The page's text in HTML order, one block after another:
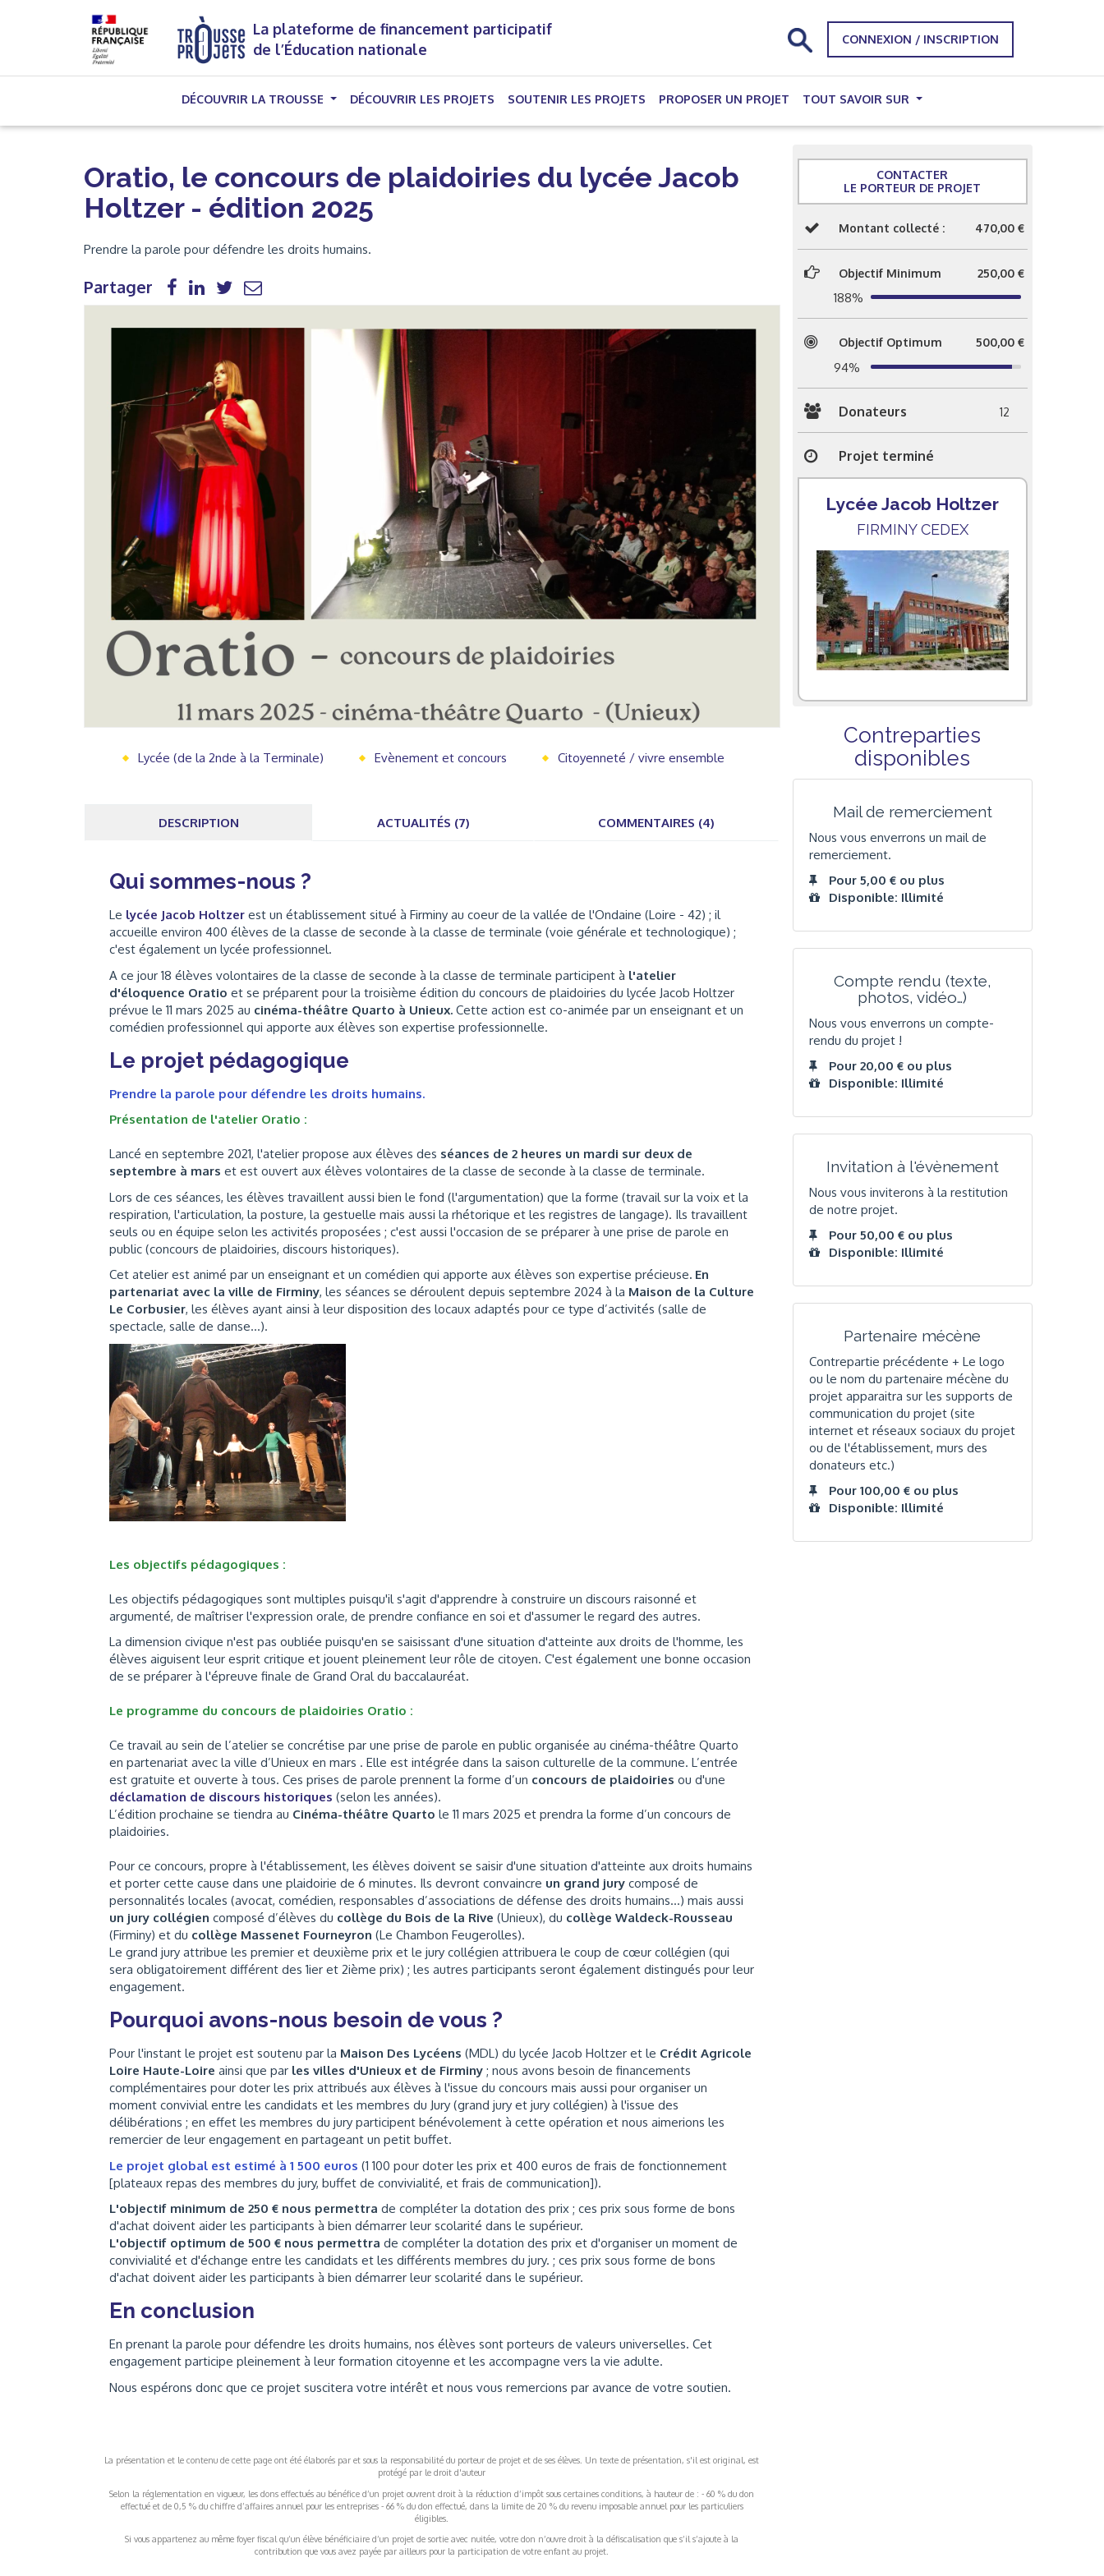
La plateforme de financement participatif
de l’Éducation nationale
CONNEXION / INSCRIPTION
DÉCOUVRIR LA TROUSSE DÉCOUVRIR LES PROJETS (CURRENT)
SOUTENIR LES PROJETS PROPOSER UN PROJET TOUT SAVOIR SUR
Oratio, le concours de plaidoiries du lycée Jacob
Holtzer - édition 2025
Prendre la parole pour défendre les droits humains.
Partager
Lycée (de la 2nde à la Terminale) Evènement et concours Citoyenneté / vivre ensemble
DESCRIPTION ACTUALITÉS (7) COMMENTAIRES (4)
Qui sommes-nous ?
Le lycée Jacob Holtzer est un établissement situé à Firminy au coeur de la vallée de l'Ondaine (Loire - 42) ; il
accueille environ 400 élèves de la classe de seconde à la classe de terminale (voie générale et technologique) ;
c'est également un lycée professionnel.
A ce jour 18 élèves volontaires de la classe de seconde à la classe de terminale participent à l'atelier
d'éloquence Oratio et se préparent pour la troisième édition du concours de plaidoiries du lycée Jacob Holtzer
prévue le 11 mars 2025 au cinéma-théâtre Quarto à Unieux. Cette action est co-animée par un enseignant et un
comédien professionnel qui apporte aux élèves son expertise professionnelle.
Le projet pédagogique
Prendre la parole pour défendre les droits humains.
Présentation de l'atelier Oratio :
Lancé en septembre 2021, l'atelier propose aux élèves des séances de 2 heures un mardi sur deux de
septembre à mars et est ouvert aux élèves volontaires de la classe de seconde à la classe de terminale.
Lors de ces séances, les élèves travaillent aussi bien le fond (l'argumentation) que la forme (travail sur la voix et la
respiration, l'articulation, la posture, la gestuelle mais aussi la rhétorique et les registres de langage). Ils travaillent
seuls ou en équipe selon les activités proposées ; c'est aussi l'occasion de se préparer à une prise de parole en
public (concours de plaidoiries, discours historiques).
Cet atelier est animé par un enseignant et un comédien qui apporte aux élèves son expertise précieuse. En
partenariat avec la ville de Firminy, les séances se déroulent depuis septembre 2024 à la Maison de la Culture
Le Corbusier, les élèves ayant ainsi à leur disposition des locaux adaptés pour ce type d’activités (salle de
spectacle, salle de danse…).
Les objectifs pédagogiques :
Les objectifs pédagogiques sont multiples puisqu'il s'agit d'apprendre à construire un discours raisonné et
argumenté, de maîtriser l'expression orale, de prendre confiance en soi et d'assumer le regard des autres.
La dimension civique n'est pas oubliée puisqu'en se saisissant d'une situation d'atteinte aux droits de l'homme, les
élèves aiguisent leur esprit critique et jouent pleinement leur rôle de citoyen. C'est également une bonne occasion
de se préparer à l'épreuve finale de Grand Oral du baccalauréat.
Le programme du concours de plaidoiries Oratio :
Ce travail au sein de l’atelier se concrétise par une prise de parole en public organisée au cinéma-théâtre Quarto
en partenariat avec la ville d’Unieux en mars . Elle est intégrée dans la saison culturelle de la commune. L’entrée
est gratuite et ouverte à tous. Ces prises de parole prennent la forme d’un concours de plaidoiries ou d'une
déclamation de discours historiques (selon les années).
L’édition prochaine se tiendra au Cinéma-théâtre Quarto le 11 mars 2025 et prendra la forme d’un concours de
plaidoiries.
Pour ce concours, propre à l'établissement, les élèves doivent se saisir d'une situation d'atteinte aux droits humains
et porter cette cause dans une plaidoirie de 6 minutes. Ils devront convaincre un grand jury composé de
personnalités locales (avocat, comédien, responsables d’associations de défense des droits humains…) mais aussi
un jury collégien composé d’élèves du collège du Bois de la Rive (Unieux), du collège Waldeck-Rousseau
(Firminy) et du collège Massenet Fourneyron (Le Chambon Feugerolles).
Le grand jury attribue les premier et deuxième prix et le jury collégien attribuera le coup de cœur collégien (qui
sera obligatoirement différent des 1ier et 2ième prix) ; les autres participants seront également distingués pour leur
engagement.
Pourquoi avons-nous besoin de vous ?
Pour l'instant le projet est soutenu par la Maison Des Lycéens (MDL) du lycée Jacob Holtzer et le Crédit Agricole
Loire Haute-Loire ainsi que par les villes d'Unieux et de Firminy ; nous avons besoin de financements
complémentaires pour doter les prix attribués aux élèves à l'issue du concours mais aussi pour organiser un
moment convivial entre les candidats et les membres du Jury (grand jury et jury collégien) à l'issue des
délibérations ; en effet les membres du jury participent bénévolement à cette opération et nous aimerions les
remercier de leur engagement en partageant un petit buffet.
Le projet global est estimé à 1 500 euros (1 100 pour doter les prix et 400 euros de frais de fonctionnement
[plateaux repas des membres du jury, buffet de convivialité, et frais de communication]).
L'objectif minimum de 250 € nous permettra de compléter la dotation des prix ; ces prix sous forme de bons
d'achat doivent aider les participants à bien démarrer leur scolarité dans le supérieur.
L'objectif optimum de 500 € nous permettra de compléter la dotation des prix et d'organiser un moment de
convivialité et d'échange entre les candidats et les différents membres du jury. ; ces prix sous forme de bons
d'achat doivent aider les participants à bien démarrer leur scolarité dans le supérieur.
En conclusion
En prenant la parole pour défendre les droits humains, nos élèves sont porteurs de valeurs universelles. Cet
engagement participe pleinement à leur formation citoyenne et les accompagne vers la vie adulte.
Nous espérons donc que ce projet suscitera votre intérêt et nous vous remercions par avance de votre soutien.
La présentation et le contenu de cette page ont été élaborés par et sous la responsabilité du porteur de projet et de ses élèves. Un texte de présentation, s'il est original, est
protégé par le droit d'auteur
Selon la réglementation en vigueur, les dons effectués au bénéfice d’un projet ouvrent droit à la réduction d’impôt sous certaines conditions, à hauteur de : - 60 % du don
effectué et de 0,5 % du chiffre d’affaires annuel pour les entreprises - 66 % du don effectué, dans la limite de 20 % du revenu imposable annuel pour les particuliers
éligibles.
Si vous appartenez au même foyer fiscal qu’un élève bénéficiaire d’un projet de sortie avec nuitée, votre don n’ouvre droit à la défiscalisation que s’il s’ajoute à la
contribution que vous avez payée par ailleurs pour la participation de votre enfant au projet.
CONTACTER
LE PORTEUR DE PROJET
Montant collecté : 470,00 €
Objectif Minimum 250,00 €
188%
Objectif Optimum 500,00 €
94%
Donateurs 12
Projet terminé
Lycée Jacob Holtzer
FIRMINY CEDEX
Contreparties
disponibles
Mail de remerciement
Nous vous enverrons un mail de
remerciement.
Pour 5,00 € ou plus
Disponible: Illimité
Compte rendu (texte,
photos, vidéo…)
Nous vous enverrons un compte-
rendu du projet !
Pour 20,00 € ou plus
Disponible: Illimité
Invitation à l'évènement
Nous vous inviterons à la restitution
de notre projet.
Pour 50,00 € ou plus
Disponible: Illimité
Partenaire mécène
Contrepartie précédente + Le logo
ou le nom du partenaire mécène du
projet apparaitra sur les supports de
communication du projet (site
internet et réseaux sociaux du projet
ou de l'établissement, murs des
donateurs etc.)
Pour 100,00 € ou plus
Disponible: Illimité